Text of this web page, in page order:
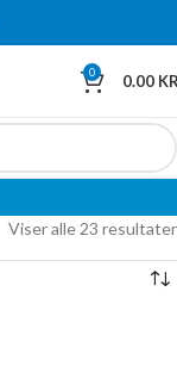
0 0.00
Viser alle 23 resultater